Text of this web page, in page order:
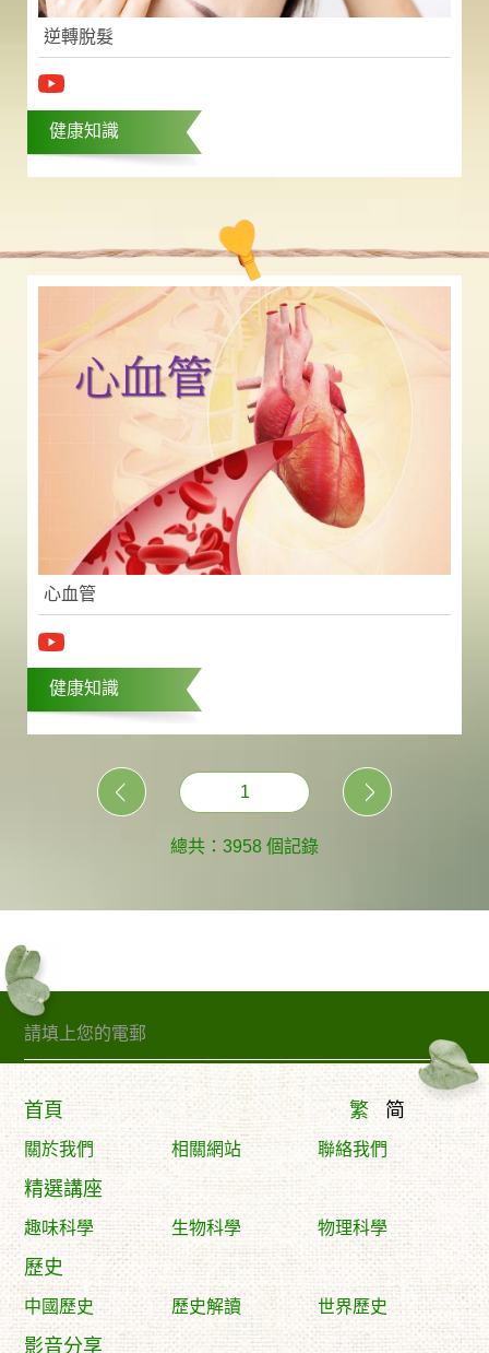
逆轉脫髮
健康知識
心血管
健康知識
1
總共：3958 個記錄
訂閱精句
首頁 简
繁
關於我們 相關網站 聯絡我們
精選講座
趣味科學 生物科學 物理科學
歷史
中國歷史 歷史解讀 世界歷史
影音分享